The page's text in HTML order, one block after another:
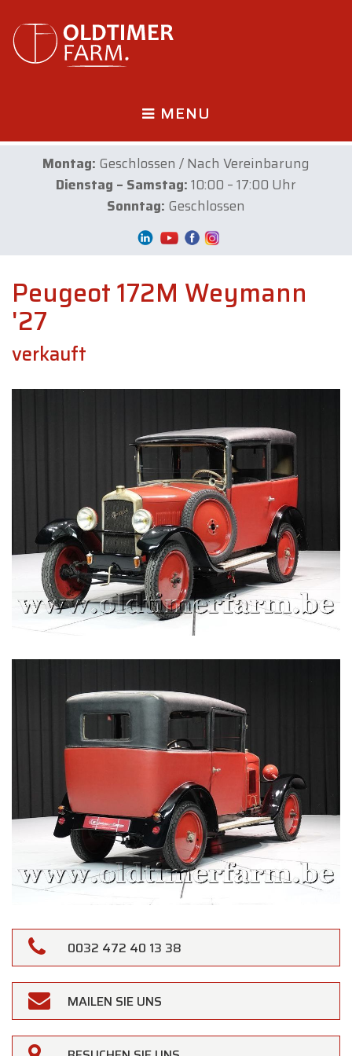
MENU
Montag: Geschlossen / Nach Vereinbarung
Dienstag – Samstag:10:00 – 17:00 Uhr
Sonntag: Geschlossen
Peugeot 172M Weymann
'27
verkauft
0032 472 40 13 38
MAILEN SIE UNS
×
Oldtimerfarm